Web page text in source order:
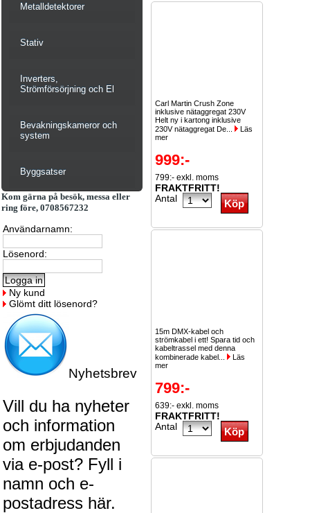
Metalldetektorer
Stativ
Inverters,
Strömförsörjning och El
Bevakningskameror och
system
Byggsatser
Kom gärna på besök, messa eller
ring före, 0708567232
Användarnamn:
Lösenord:
Ny kund
Glömt ditt lösenord?
Nyhetsbrev
Vill du ha nyheter
och information
om erbjudanden
via e-post? Fyll i
namn och e-
postadress här.
Carl Martin Crush Zone
inklusive nätaggregat 230V
Helt ny i kartong inklusive
230V nätaggregat De...
Läs
mer
999:-
799:- exkl. moms
FRAKTFRITT!
Antal
15m DMX-kabel och
strömkabel i ett! Spara tid och
kabeltrassel med denna
kombinerade kabel...
Läs
mer
799:-
639:- exkl. moms
FRAKTFRITT!
Antal